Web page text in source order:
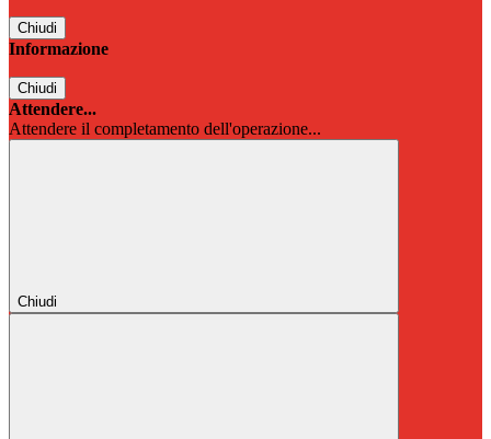
Chiudi
Informazione
Chiudi
Attendere...
Attendere il completamento dell'operazione...
Chiudi